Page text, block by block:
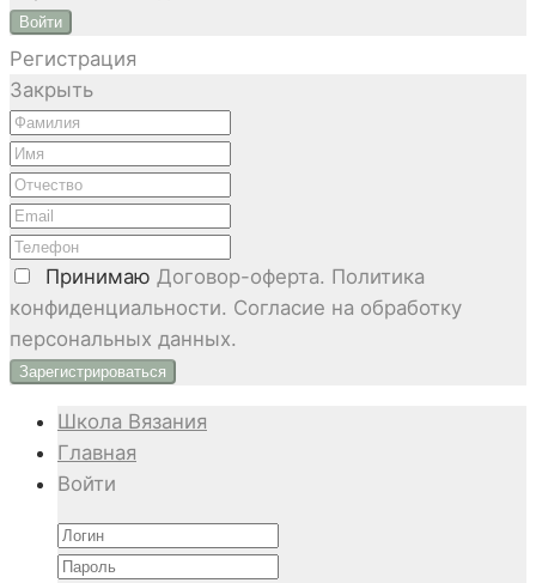
Войти
Регистрация
Закрыть
Принимаю Договор-оферта. Политика
конфиденциальности. Согласие на обработку
персональных данных.
Школа Вязания
Главная
Войти